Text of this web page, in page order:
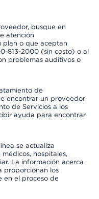
busque en
atención
plan o que aceptan
813-2000 (sin costo) o al
problemas auditivos o
de
encontrar un proveedor
de Servicios a los
ayuda para encontrar
se actualiza
hospitales,
La información acerca
proporcionan los
en el proceso de